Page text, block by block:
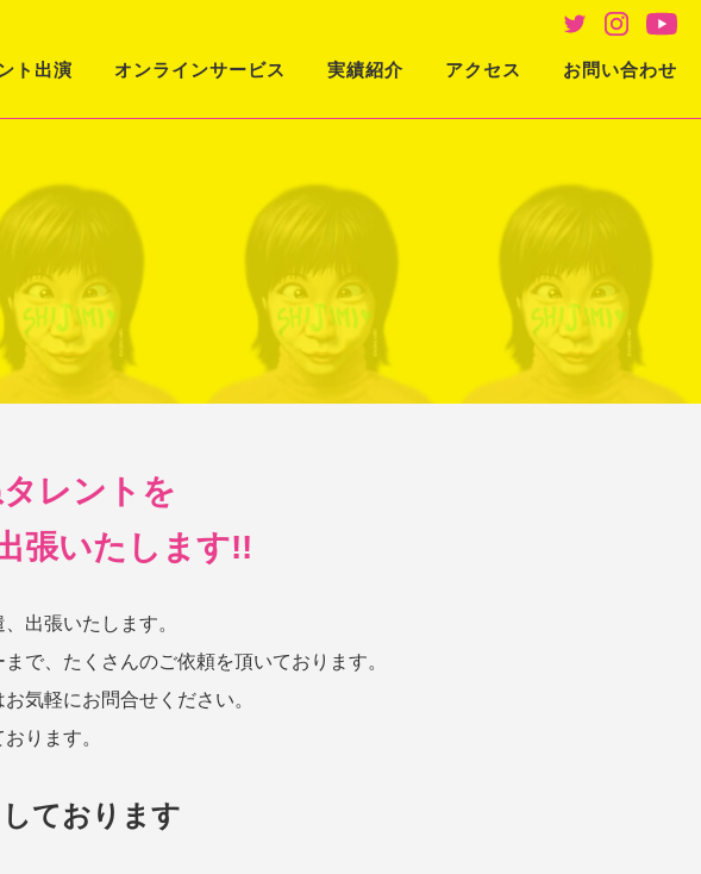
ト出演 オンラインサービス 実績紹介 アクセス お問い合わせ
レントを
張いたします!!
出張いたします。
で、たくさんのご依頼を頂いております。
気軽にお問合せください。
ります。
ております